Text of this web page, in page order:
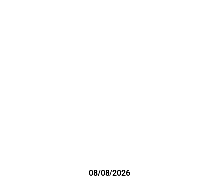
08/08/2026